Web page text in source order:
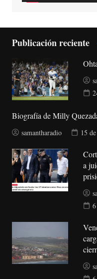
Publicación reciente
Biografía de Milly
samantharadio 15
a